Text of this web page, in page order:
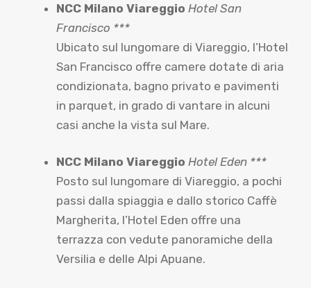
NCC Milano Viareggio Hotel San
Francisco ***
Ubicato sul lungomare di Viareggio, l’Hotel
San Francisco offre camere dotate di aria
condizionata, bagno privato e pavimenti
in parquet, in grado di vantare in alcuni
casi anche la vista sul Mare.
NCC Milano Viareggio Hotel Eden ***
Posto sul lungomare di Viareggio, a pochi
passi dalla spiaggia e dallo storico Caffè
Margherita, l’Hotel Eden offre una
terrazza con vedute panoramiche della
Versilia e delle Alpi Apuane.